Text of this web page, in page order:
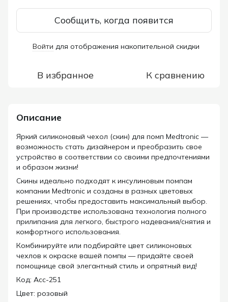
Сообщить, когда появится
Войти для отображения накопительной скидки
В избранное К сравнению
Описание
Яркий силиконовый чехол (скин) для помп Medtronic —
возможность стать дизайнером и преобразить свое
устройство в соответствии со своими предпочтениями
и образом жизни!
Скины идеально подходят к инсулиновым помпам
компании Medtronic и созданы в разных цветовых
решениях, чтобы предоставить максимальный выбор.
При производстве использована технология полного
прилипания для легкого, быстрого надевания/снятия и
комфортного использования.
Комбинируйте или подбирайте цвет силиконовых
чехлов к окраске вашей помпы — придайте своей
помощнице свой элегантный стиль и опрятный вид!
Код: Acc-251
Цвет: розовый